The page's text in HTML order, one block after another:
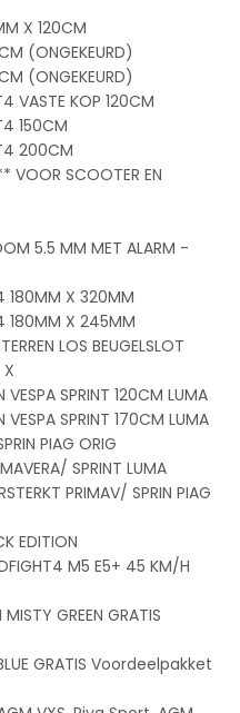
X 120CM
(ONGEKEURD)
(ONGEKEURD)
VASTE KOP 120CM
150CM
200CM
VOOR SCOOTER EN
5.5 MM MET ALARM -
180MM X 320MM
180MM X 245MM
LOS BEUGELSLOT
VESPA SPRINT 120CM LUMA
VESPA SPRINT 170CM LUMA
PIAG ORIG
SPRINT LUMA
PRIMAV/ SPRIN PIAG
EDITION
M5 E5+ 45 KM/H
GREEN GRATIS
GRATIS Voordeelpakket